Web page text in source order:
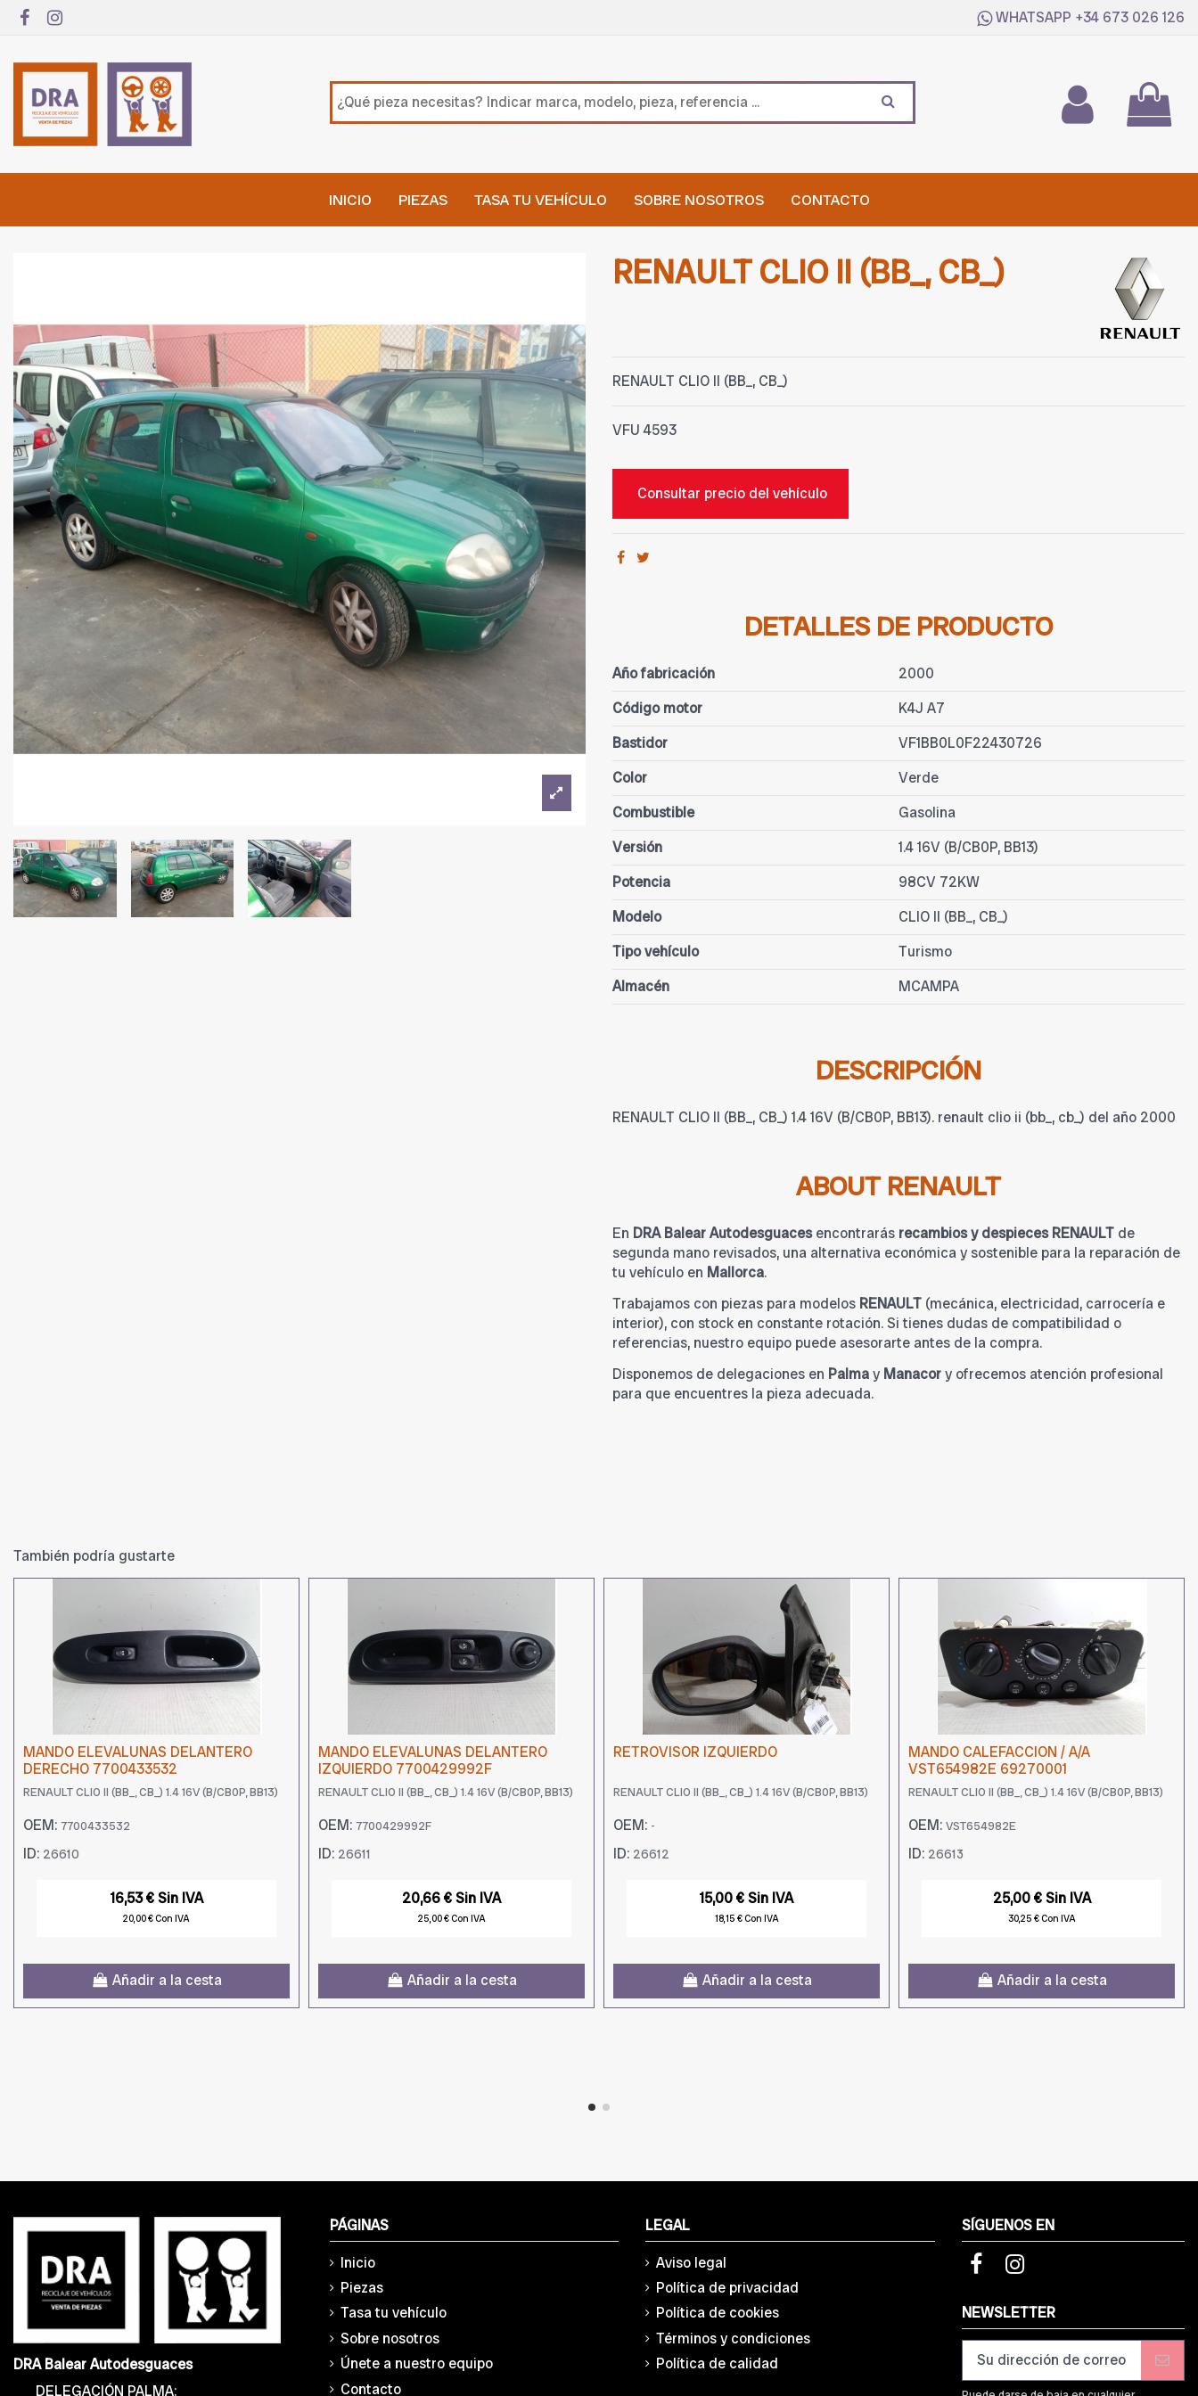
WHATSAPP +34 673 026 126
INICIO PIEZAS TASA TU VEHÍCULO SOBRE NOSOTROS CONTACTO
RENAULT CLIO II (BB_, CB_)
RENAULT CLIO II (BB_, CB_)
VFU 4593
Consultar precio del vehículo
DETALLES DE PRODUCTO
Año fabricación
2000
Código motor
K4J A7
Bastidor
VF1BB0L0F22430726
Color
Verde
Combustible
Gasolina
Versión
1.4 16V (B/CB0P, BB13)
Potencia
98CV 72KW
Modelo
CLIO II (BB_, CB_)
Tipo vehículo
Turismo
Almacén
MCAMPA
DESCRIPCIÓN
RENAULT CLIO II (BB_, CB_) 1.4 16V (B/CB0P, BB13). renault clio ii (bb_, cb_) del año 2000
ABOUT RENAULT
En DRA Balear Autodesguacesencontrarás recambios y despieces RENAULT de
segunda mano revisados, una alternativa económica y sostenible para la reparación de
tu vehículo en Mallorca.
Trabajamos con piezas para modelos RENAULT (mecánica, electricidad, carrocería e
interior), con stock en constante rotación. Si tienes dudas de compatibilidad o
referencias, nuestro equipo puede asesorarte antes de la compra.
Disponemos de delegaciones en Palmay Manacory ofrecemos atención profesional
para que encuentres la pieza adecuada.
También podría gustarte
MANDO ELEVALUNAS DELANTERO
DERECHO 7700433532
RENAULT CLIO II (BB_, CB_) 1.4 16V (B/CB0P, BB13)
OEM: 7700433532
ID: 26610
16,53 € Sin IVA
20,00 € Con IVA
Añadir a la cesta
MANDO ELEVALUNAS DELANTERO
IZQUIERDO 7700429992F
RENAULT CLIO II (BB_, CB_) 1.4 16V (B/CB0P, BB13)
OEM: 7700429992F
ID: 26611
20,66 € Sin IVA
25,00 € Con IVA
Añadir a la cesta
RETROVISOR IZQUIERDO
RENAULT CLIO II (BB_, CB_) 1.4 16V (B/CB0P, BB13)
OEM: -
ID: 26612
15,00 € Sin IVA
18,15 € Con IVA
Añadir a la cesta
MANDO CALEFACCION / A/A
VST654982E 69270001
RENAULT CLIO II (BB_, CB_) 1.4 16V (B/CB0P, BB13)
OEM: VST654982E
ID: 26613
25,00 € Sin IVA
30,25 € Con IVA
Añadir a la cesta
DRA Balear Autodesguaces
DELEGACIÓN PALMA:
PÁGINAS
Inicio
Piezas
Tasa tu vehículo
Sobre nosotros
Únete a nuestro equipo
Contacto
LEGAL
Aviso legal
Política de privacidad
Política de cookies
Términos y condiciones
Política de calidad
SÍGUENOS EN
NEWSLETTER